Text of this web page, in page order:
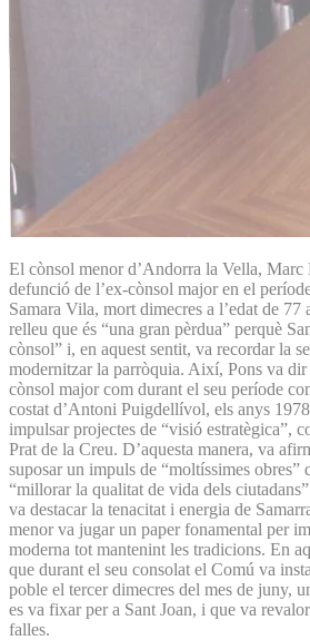
El cònsol menor d’Andorra la Vella, Marc
defunció de l’ex-cònsol major en el
Samara Vila, mort dimecres a l’edat de 77
relleu que és “una gran pèrdua” perquè
cònsol” i, en aquest sentit, va recordar la
modernitzar la parròquia. Així, Pons va dir
cònsol major com durant el seu període
costat d’Antoni Puigdellívol, els anys
impulsar projectes de “visió estratègica”,
Prat de la Creu. D’aquesta manera, va
suposar un impuls de “moltíssimes obres”
“millorar la qualitat de vida dels
va destacar la tenacitat i energia de
menor va jugar un paper fonamental per
moderna tot mantenint les tradicions. En
que durant el seu consolat el Comú va
poble el tercer dimecres del mes de juny,
es va fixar per a Sant Joan, i que va
falles.